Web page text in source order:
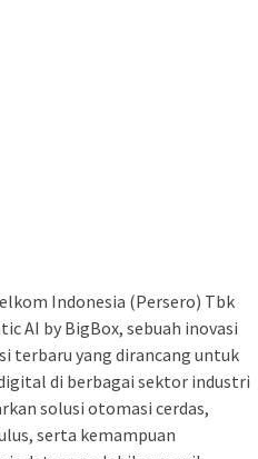
Indonesia (Persero) Tbk
AI by BigBox, sebuah inovasi
terbaru yang dirancang untuk
di berbagai sektor industri
solusi otomasi cerdas,
serta kemampuan